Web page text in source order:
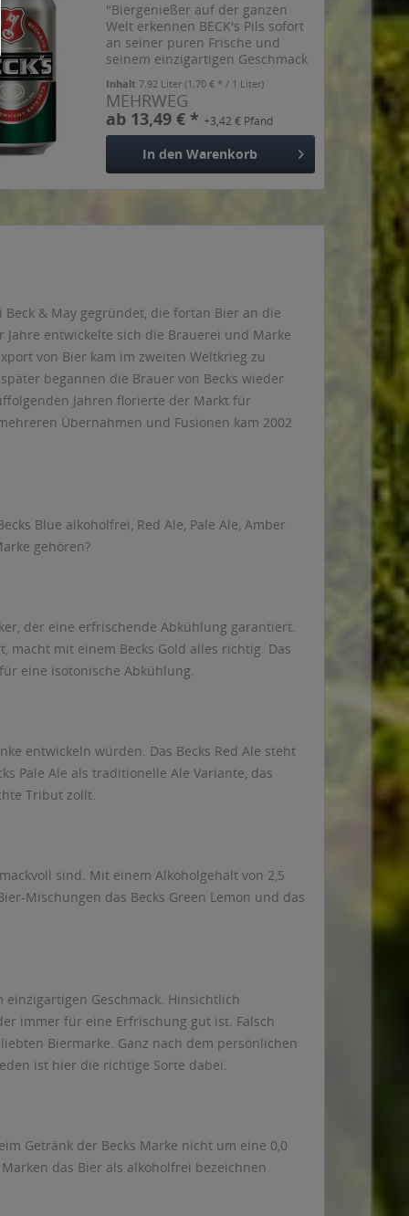
"Biergenießer auf der ganzen
Welt erkennen BECK's Pils sofort
an seiner puren Frische und
seinem einzigartigen Geschmack
4,9% Vol. Mit BECK's wählst du
ein Bier, dass zu dir passt:
souverän, selbstbewusst und...
Inhalt7.92 Liter(1,70 € * / 1 Liter)
MEHRWEG
ab 13,49 € *+3,42 € Pfand
In den Warenkorb
& May gegründet, die fortan Bier an die
entwickelte sich die Brauerei und Marke
von Bier kam im zweiten Weltkrieg zu
begannen die Brauer von Becks wieder
Jahren florierte der Markt für
Übernahmen und Fusionen kam 2002
Blue alkoholfrei, Red Ale, Pale Ale, Amber
gehören?
der eine erfrischende Abkühlung garantiert.
macht mit einem Becks Gold alles richtig. Das
eine isotonische Abkühlung.
entwickeln würden. Das Becks Red Ale steht
Pale Ale als traditionelle Ale Variante, das
Tribut zollt.
sind. Mit einem Alkoholgehalt von 2,5
Mischungen das Becks Green Lemon und das
einzigartigen Geschmack. Hinsichtlich
immer für eine Erfrischung gut ist. Falsch
Biermarke. Ganz nach dem persönlichen
ist hier die richtige Sorte dabei.
Getränk der Becks Marke nicht um eine 0,0
das Bier als alkoholfrei bezeichnen